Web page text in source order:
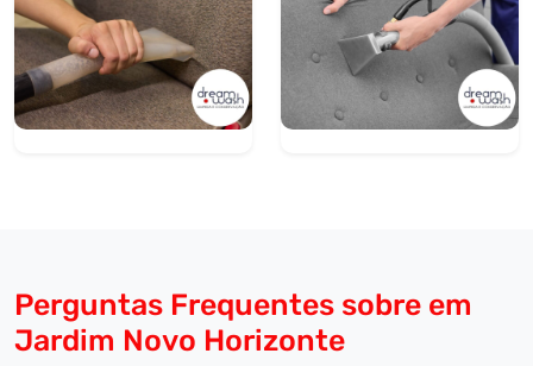
Perguntas Frequentes sobre em
Jardim Novo Horizonte